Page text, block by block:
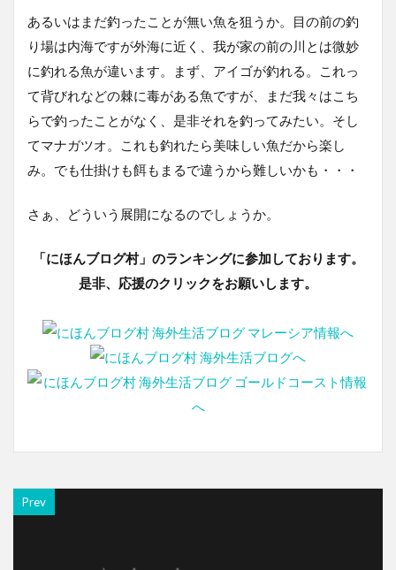
あるいはまだ釣ったことが無い魚を狙うか。目の前の釣
り場は内海ですが外海に近く、我が家の前の川とは微妙
に釣れる魚が違います。まず、アイゴが釣れる。これっ
て背びれなどの棘に毒がある魚ですが、まだ我々はこち
らで釣ったことがなく、是非それを釣ってみたい。そし
てマナガツオ。これも釣れたら美味しい魚だから楽し
み。でも仕掛けも餌もまるで違うから難しいかも・・・
さぁ、どういう展開になるのでしょうか。
「にほんブログ村」のランキングに参加しております。
是非、応援のクリックをお願いします。
Prev